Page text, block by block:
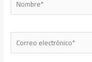
Correo
electrónico*